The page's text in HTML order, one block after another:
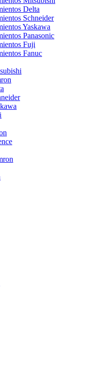
Delta
Schneider
Yaskawa
Panasonic
Fuji
Fanuc